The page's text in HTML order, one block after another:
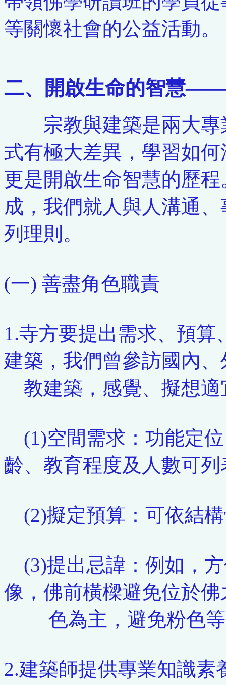
等關懷社會的公益活動
二、開啟生命的智慧
宗教與建築是兩大專
式有極大差異，學習如
更是開啟生命智慧的歷
成，我們就人與人溝通
列理則。
(一) 善盡角色職責
1.寺方要提出需求、預
建築，我們曾參訪國內
教建築，感覺、擬想適
(1)空間需求：功能定
齡、教育程度及人數可
(2)擬定預算：可依結
(3)提出忌諱：例如，
像，佛前橫樑避免位於
色為主，避免粉色
2.建築師提供專業知識